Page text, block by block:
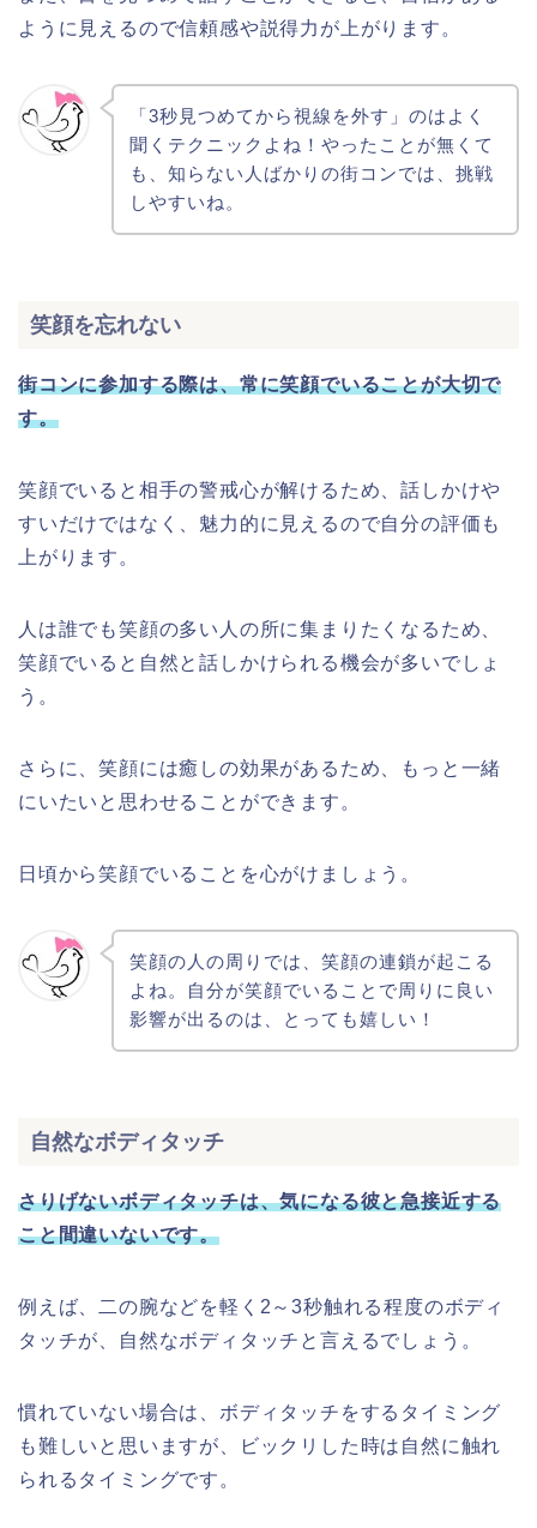
ように見えるので信頼感や説得力が上がります。
「3秒見つめてから視線を外す」のはよく
聞くテクニックよね！やったことが無くて
も、知らない人ばかりの街コンでは、挑戦
しやすいね。
笑顔を忘れない
街コンに参加する際は、常に笑顔でいることが大切で
す。
笑顔でいると相手の警戒心が解けるため、話しかけや
すいだけではなく、魅力的に見えるので自分の評価も
上がります。
人は誰でも笑顔の多い人の所に集まりたくなるため、
笑顔でいると自然と話しかけられる機会が多いでしょ
う。
さらに、笑顔には癒しの効果があるため、もっと一緒
にいたいと思わせることができます。
日頃から笑顔でいることを心がけましょう。
笑顔の人の周りでは、笑顔の連鎖が起こる
よね。自分が笑顔でいることで周りに良い
影響が出るのは、とっても嬉しい！
自然なボディタッチ
さりげないボディタッチは、気になる彼と急接近する
こと間違いないです。
例えば、二の腕などを軽く2～3秒触れる程度のボディ
タッチが、自然なボディタッチと言えるでしょう。
慣れていない場合は、ボディタッチをするタイミング
も難しいと思いますが、ビックリした時は自然に触れ
られるタイミングです。